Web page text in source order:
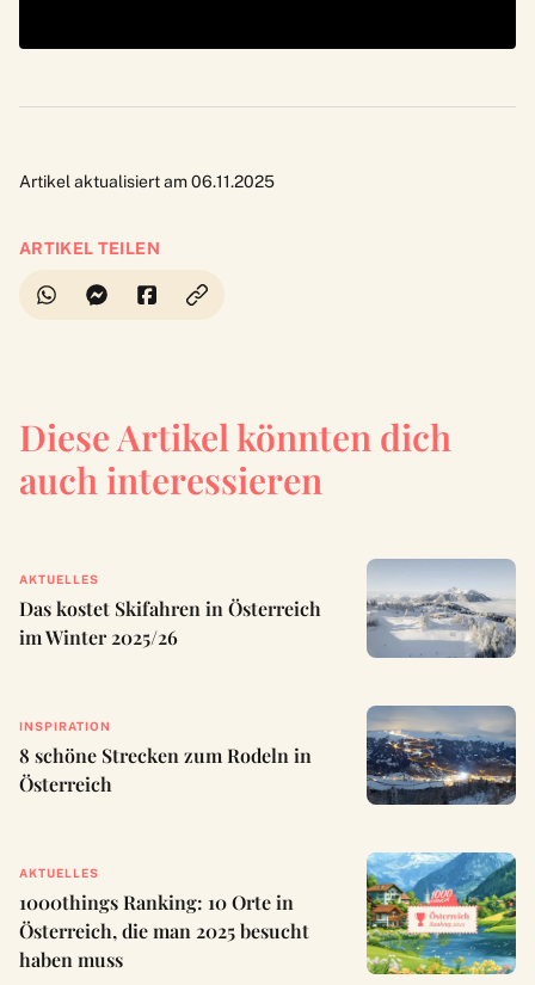
Artikel aktualisiert am 06.11.2025
ARTIKEL TEILEN
Diese Artikel könnten dich
auch interessieren
AKTUELLES
Das kostet Skifahren in Österreich
im Winter 2025/26
INSPIRATION
8 schöne Strecken zum Rodeln in
Österreich
AKTUELLES
1000things Ranking: 10 Orte in
Österreich, die man 2025 besucht
haben muss